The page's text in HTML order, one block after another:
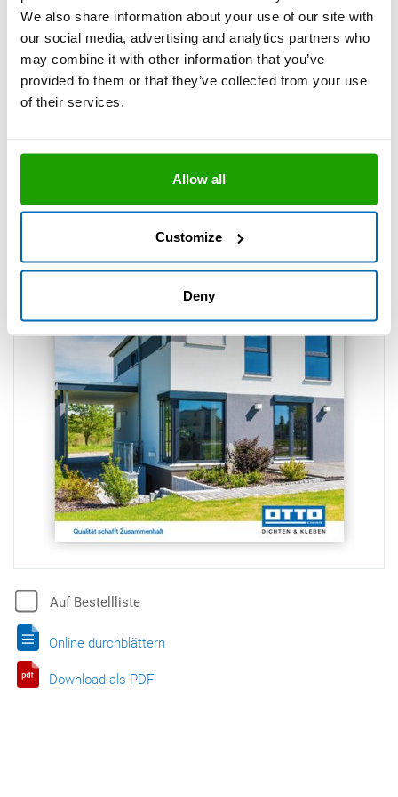
We also share information about your use of our site with
our social media, advertising and analytics partners who
may combine it with other information that you’ve
provided to them or that they’ve collected from your use
of their services.
Allow all
Customize
Deny
Branchenkatalog GFF 2026
Auf Bestellliste
Online durchblättern
Download als PDF